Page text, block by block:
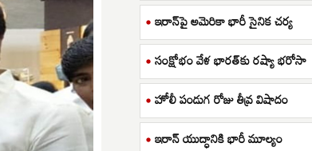
ఇరాన్‌పై అమెరికా భారీ సైనిక చర్య
సంక్షోభం వేళ భారత్‌కు రష్యా భరోసా
హోలీ పండుగ రోజు తీవ్ర విషాదం
ఇరాన్ యుద్ధానికి భారీ మూల్యం